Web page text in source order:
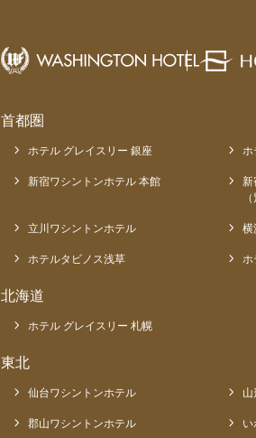
首都圏
ホテル グレイスリー 銀座 ホ
新宿ワシントンホテル 本館
立川ワシントンホテル 横
ホテルタビノス浅草 ホ
北海道
ホテル グレイスリー 札幌
東北
仙台ワシントンホテル
郡山ワシントンホテル